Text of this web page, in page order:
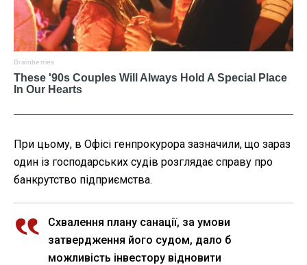
При цьому, в Офісі генпрокурора зазначили, що зараз
один із господарських судів розглядає справу про
банкрутство підприємства.
Схвалення плану санації, за умови
затвердження його судом, дало б
можливість інвестору відновити